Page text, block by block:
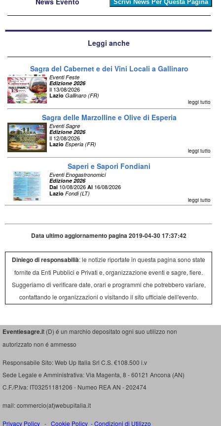
Leggi anche
Sagra del Cabernet e dei Vini Locali a Gallinaro
Eventi Feste
Edizione 2026
Il 13/08/2026
Lazio Gallinaro (FR)
leggi tutto
Sagra delle Marzolline e Olive di Esperia
Eventi Sagre
Edizione 2026
Il 12/08/2026
Lazio Esperia (FR)
leggi tutto
Saperi e Sapori Fondiani
Eventi Enogastronomici
Edizione 2026
Dal 10/08/2026 Al 16/08/2026
Lazio Fondi (LT)
leggi tutto
Data ultimo aggiornamento pagina 2019-04-30 17:37:42
Diniego di responsabilià: le notizie riportate in questa pagina sono state
fornite da Enti Pubblici e Privati e, organizzazione eventi e sagre, fiere.
Suggeriamo di verificare date, orari e programmi che potrebbero variare,
contattando le organizzazioni o visitando il sito ufficiale dell'evento.
Eventiesagre.it (D) é un marchio depositato ogni suo utilizzo non
autorizzato non é ammesso
Responsabile Sito: Web Up Italia Srl C.S. €108.500 i.v
Sede Legale e Amministrativa: Via Magenta, 8 - 60121 Ancona (AN)
C.F./P.Iva: IT03251181206 - Numeo REA AN - 202474
mail: commercio(at)webupitalia.it
Privacy Policy - Cookie Policy -Condizioni di Utilizzo